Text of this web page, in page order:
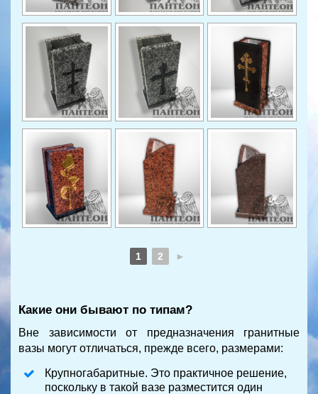
1 2 ►
Какие они бывают по типам?
Вне зависимости от предназначения гранитные
вазы могут отличаться, прежде всего, размерами:
Крупногабаритные. Это практичное решение,
поскольку в такой вазе разместится один